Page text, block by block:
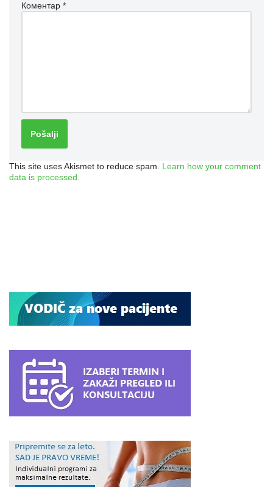
Коментар *
This site uses Akismet to reduce spam. Learn how your comment
data is processed.